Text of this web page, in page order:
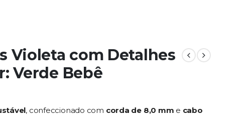
Violeta com Detalhes
Verde Bebê
, confeccionado com corda de 8,0 mm e cabo